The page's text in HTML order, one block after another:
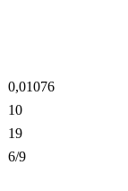
0,01076
10
19
6/9